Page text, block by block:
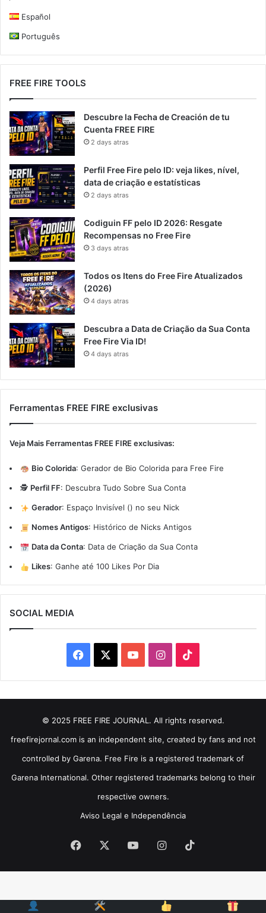
Español
Português
FREE FIRE TOOLS
Descubre la Fecha de Creación de tu
Cuenta FREE FIRE
2 days atras
Perfil Free Fire pelo ID: veja likes, nível,
data de criação e estatísticas
2 days atras
Codiguin FF pelo ID 2026: Resgate
Recompensas no Free Fire
3 days atras
Todos os Itens do Free Fire Atualizados
(2026)
4 days atras
Descubra a Data de Criação da Sua Conta
Free Fire Via ID!
4 days atras
Ferramentas FREE FIRE exclusivas
Veja Mais Ferramentas FREE FIRE exclusivas:
Bio Colorida: Gerador de Bio Colorida para Free Fire
🕵️ Perfil FF: Descubra Tudo Sobre Sua Conta
Gerador: Espaço Invisível (ㅤ) no seu Nick
Nomes Antigos: Histórico de Nicks Antigos
Data da Conta: Data de Criação da Sua Conta
Likes: Ganhe até 100 Likes Por Dia
SOCIAL MEDIA
Facebook YouTubeInstagram
© 2025 FREE FIRE JOURNAL. All rights reserved.
freefirejornal.com is an independent site, created by fans and not
controlled by Garena. Free Fire is a registered trademark of
Garena International. Other registered trademarks belong to their
respective owners.
Aviso Legal e Independência
Facebook YouTubeInstagram